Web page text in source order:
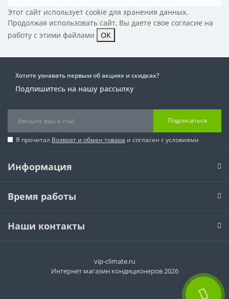
Этот сайт использует cookie для хранения данных.
Продолжая использовать сайт, Вы даете свое согласие на
работу с этими файлами
OK
Хотите узнавать первым об акциях и скидках?
Подпишитесь на нашу рассылку
Подписаться
Я прочитал Возврат и обмен товара и согласен с условиями
Информация
Время работы
Наши контакты
vip-climate.ru
Интернет магазин кондиционеров 2026